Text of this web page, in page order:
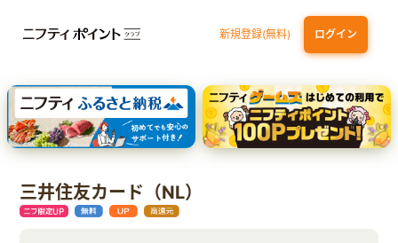
新規登録(無料) ログイン
dカード 九州カードNEXT JCB ORIGINAL SERIES：JCBカード S
三井住友カード ゴールド（NL）（家族カード発行）
【実質初月無料】DMM | Disney+(ディズニープラス) セットプラン
三井住友カード（NL）